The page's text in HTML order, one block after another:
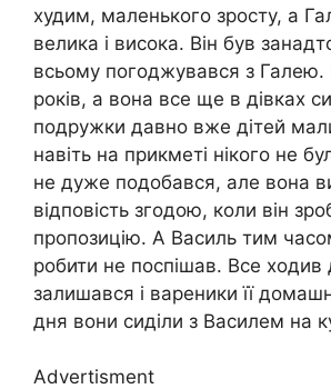
худим, маленького зросту, а
велика і висока. Він був
всьому погоджувався з Галею.
років, а вона все ще в дівках
подружки давно вже дітей
навіть на прикметі нікого не
не дуже подобався, але вона
відповість згодою, коли він
пропозицію. А Василь тим
робити не поспішав. Все ходив
залишався і вареники її
дня вони сиділи з Василем на
Advertisment